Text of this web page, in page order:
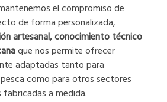
el compromiso de
de forma personalizada,
artesanal, conocimiento técnico
que nos permite ofrecer
adaptadas tanto para
como para otros sectores
a medida.